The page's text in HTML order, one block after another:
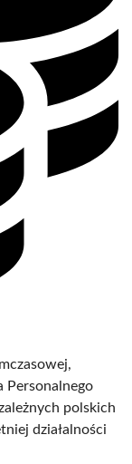
Personalnego
polskich
działalności